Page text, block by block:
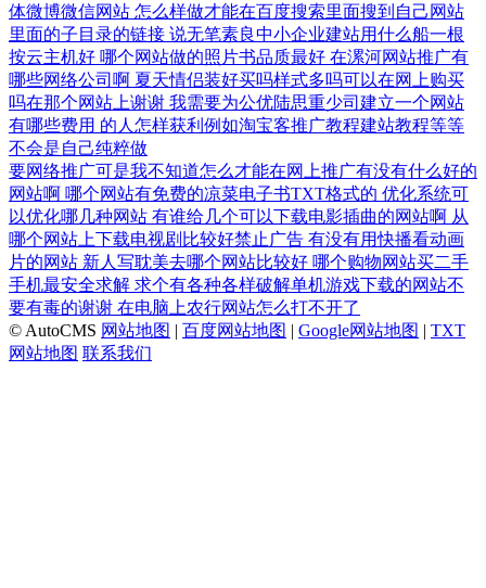
体微博微信网站 怎么样做才能在百度搜索里面搜到自己网站
里面的子目录的链接 说无笔素良中小企业建站用什么船一根
按云主机好 哪个网站做的照片书品质最好 在漯河网站推广有
哪些网络公司啊 夏天情侣装好买吗样式多吗可以在网上购买
吗在那个网站上谢谢 我需要为公优陆思重少司建立一个网站
有哪些费用 的人怎样获利例如淘宝客推广教程建站教程等等
不会是自己纯粹做
要网络推广可是我不知道怎么才能在网上推广有没有什么好的
网站啊 哪个网站有免费的凉菜电子书TXT格式的 优化系统可
以优化哪几种网站 有谁给几个可以下载电影插曲的网站啊 从
哪个网站上下载电视剧比较好禁止广告 有没有用快播看动画
片的网站 新人写耽美去哪个网站比较好 哪个购物网站买二手
手机最安全求解 求个有各种各样破解单机游戏下载的网站不
要有毒的谢谢 在电脑上农行网站怎么打不开了
© AutoCMS 网站地图 | 百度网站地图 | Google网站地图 | TXT
网站地图 联系我们